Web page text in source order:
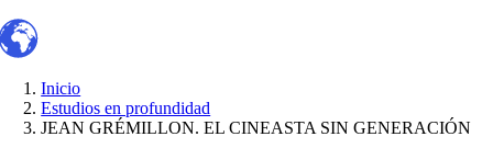
Inicio
Estudios en profundidad
JEAN GRÉMILLON. EL CINEASTA SIN GENERACIÓN